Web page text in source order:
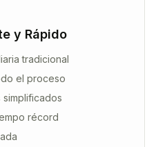
y Rápido
tradicional
el proceso
simplificados
récord